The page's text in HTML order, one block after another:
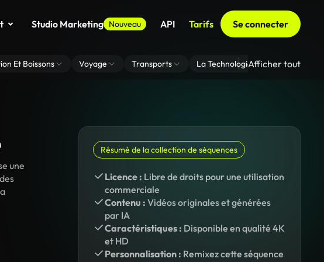
Studio Marketing Nouveau API Tarifs Se connecter
Et Boissons Voyage Transports La Technologie Zoom En
Afficher tout
une
Résumé de la collection de séquences
Licence : Libre de droits pour une utilisation
commerciale
Contenu : Vidéos originales et générées
par IA
Caractéristiques : Disponible en qualité 4K
et HD
Personnalisation : Remixez cette séquence